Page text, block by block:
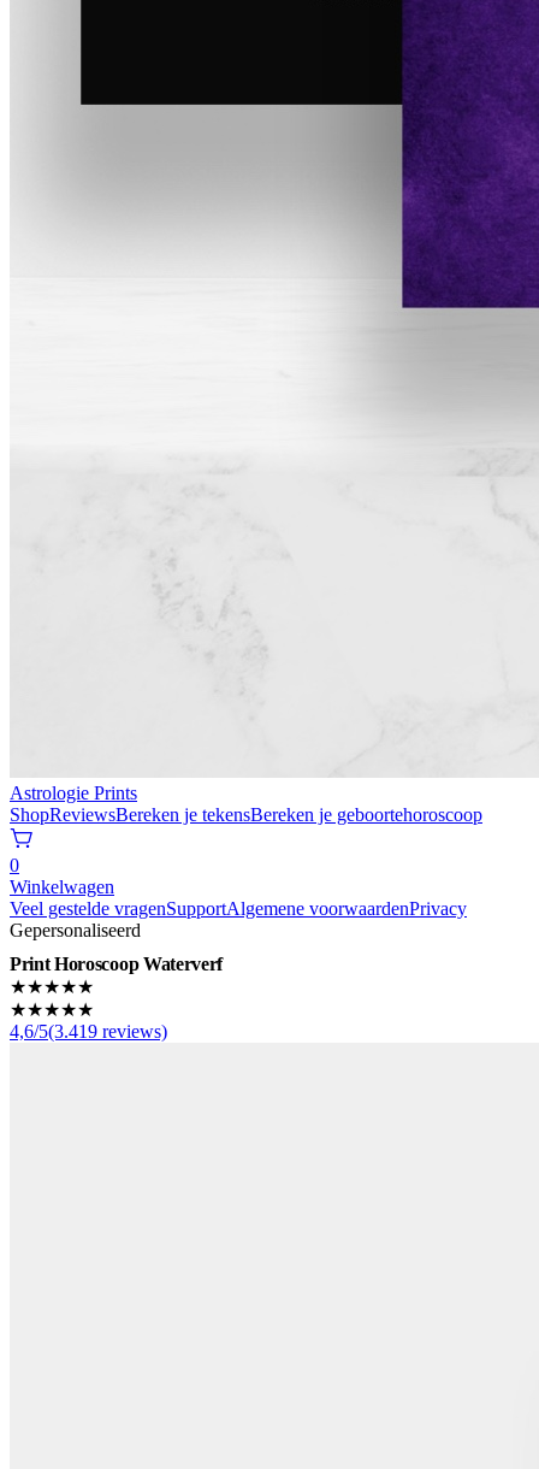
Astrologie Prints
ShopReviewsBereken je tekensBereken je geboortehoroscoop
0
Winkelwagen
Veel gestelde vragenSupportAlgemene voorwaardenPrivacy
Gepersonaliseerd
Print Horoscoop Waterverf
★★★★★
★★★★★
4,6/5(3.419 reviews)